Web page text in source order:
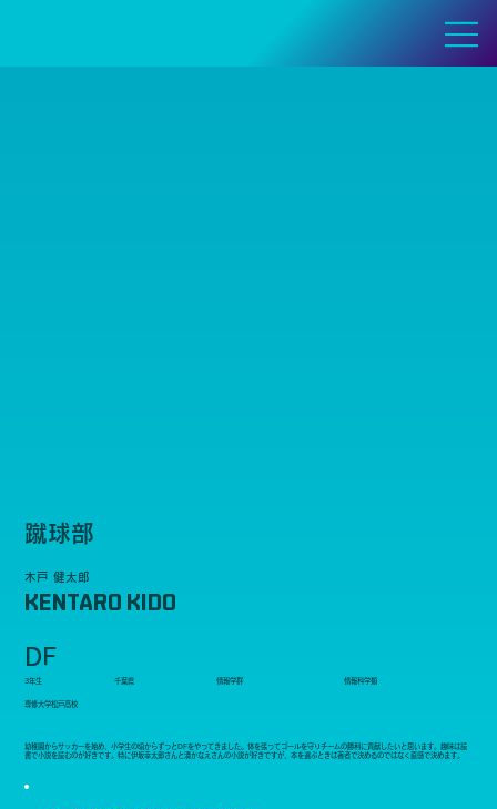
蹴球部
木戸 健太郎
KENTARO KIDO
DF
3年生 千葉県 情報学群 情報科学類
専修大学松戸高校
幼稚園からサッカーを始め、小学生の頃からずっとDFをやってきました。体を張ってゴールを守りチームの勝利に貢献したいと思います。趣味は読
書で小説を読むのが好きです。特に伊坂幸太郎さんと湊かなえさんの小説が好きですが、本を選ぶときは著者で決めるのではなく直感で決めます。